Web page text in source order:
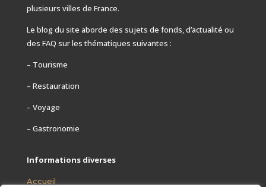
plusieurs villes de France.
Le blog du site aborde des sujets de fonds, d’actualité ou
des FAQ sur les thématiques suivantes :
– Tourisme
– Restauration
– Voyage
– Gastronomie
Informations diverses
Accueil